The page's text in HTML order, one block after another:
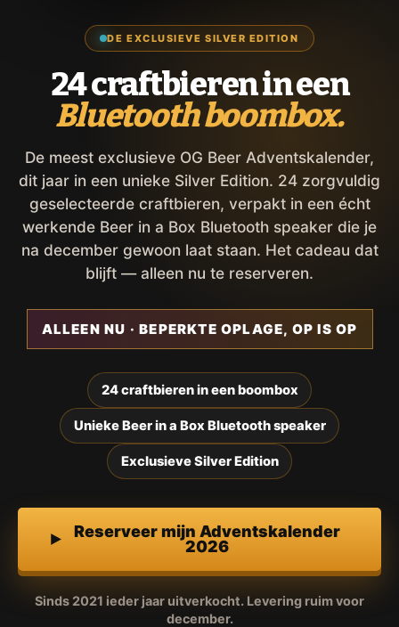
DE EXCLUSIEVE SILVER EDITION
24 craftbieren in een
Bluetooth boombox.
De meest exclusieve OG Beer Adventskalender,
dit jaar in een unieke Silver Edition. 24 zorgvuldig
geselecteerde craftbieren, verpakt in een écht
werkende Beer in a Box Bluetooth speaker die je
na december gewoon laat staan. Het cadeau dat
blijft — alleen nu te reserveren.
ALLEEN NU · BEPERKTE OPLAGE, OP IS OP
24 craftbieren in een boombox
Unieke Beer in a Box Bluetooth speaker
Exclusieve Silver Edition
Reserveer mijn Adventskalender
2026
Sinds 2021 ieder jaar uitverkocht. Levering ruim voor
december.